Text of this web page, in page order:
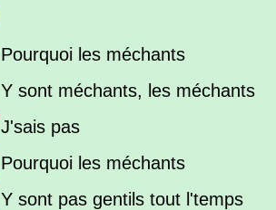
Pourquoi les méchants
Y sont méchants, les méchants
J'sais pas
Pourquoi les méchants
Y sont pas gentils tout l'temps